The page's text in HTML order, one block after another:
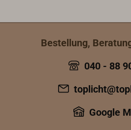
Bestellung,
040 - 88
Google